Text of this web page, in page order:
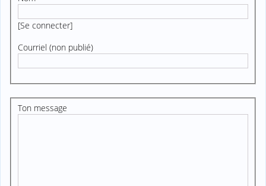
[Se connecter]
Courriel (non publié)
Ton message